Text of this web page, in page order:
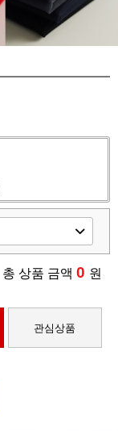
총 상품 금액 0 원
관심상품